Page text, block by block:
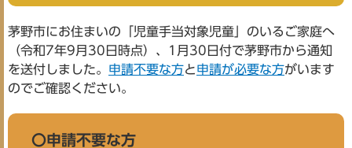
茅野市にお住まいの「児童手当対象児童」のいるご家庭へ
（令和7年9月30日時点）、1月30日付で茅野市から通知
を送付しました。 申請不要な方と申請が必要な方がいます
のでご確認ください。
〇申請不要な方